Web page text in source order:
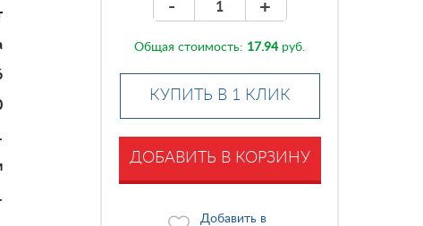
- +
Общая стоимость: 17.94руб.
КУПИТЬ В 1 КЛИК
ДОБАВИТЬ В КОРЗИНУ
Добавить в